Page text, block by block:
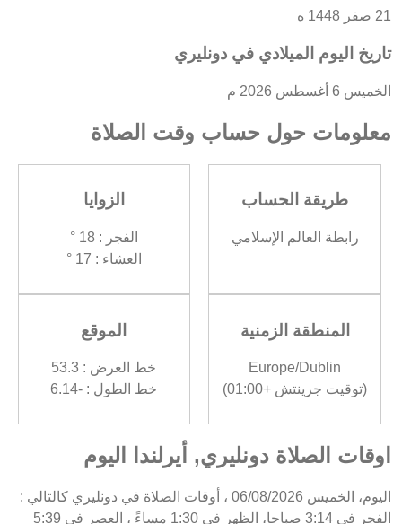
21 صفر 1448 ه
تاريخ اليوم الميلادي في دونليري
الخميس 6 أغسطس 2026 م
معلومات حول حساب وقت الصلاة
طريقة الحساب
رابطة العالم الإسلامي
الزوايا
الفجر : 18 °
العشاء : 17 °
المنطقة الزمنية
Europe/Dublin
(توقيت جرينتش +01:00)
الموقع
خط العرض : 53.3
خط الطول : -6.14
اوقات الصلاة دونليري, أيرلندا اليوم
اليوم، الخميس 06/08/2026 ، أوقات الصلاة في دونليري كالتالي :
الفجر في 3:14 صباحا، الظهر في 1:30 مساءً ، العصر في 5:39